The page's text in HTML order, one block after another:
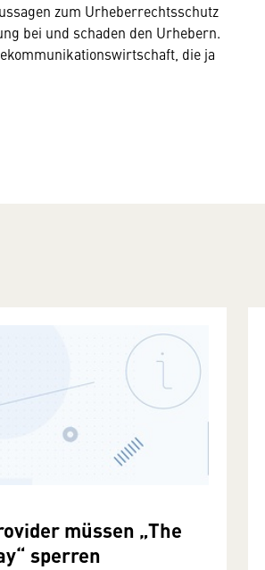
zum Urheberrechtsschutz
bei und schaden den Urhebern.
die ja
müssen „The
sperren